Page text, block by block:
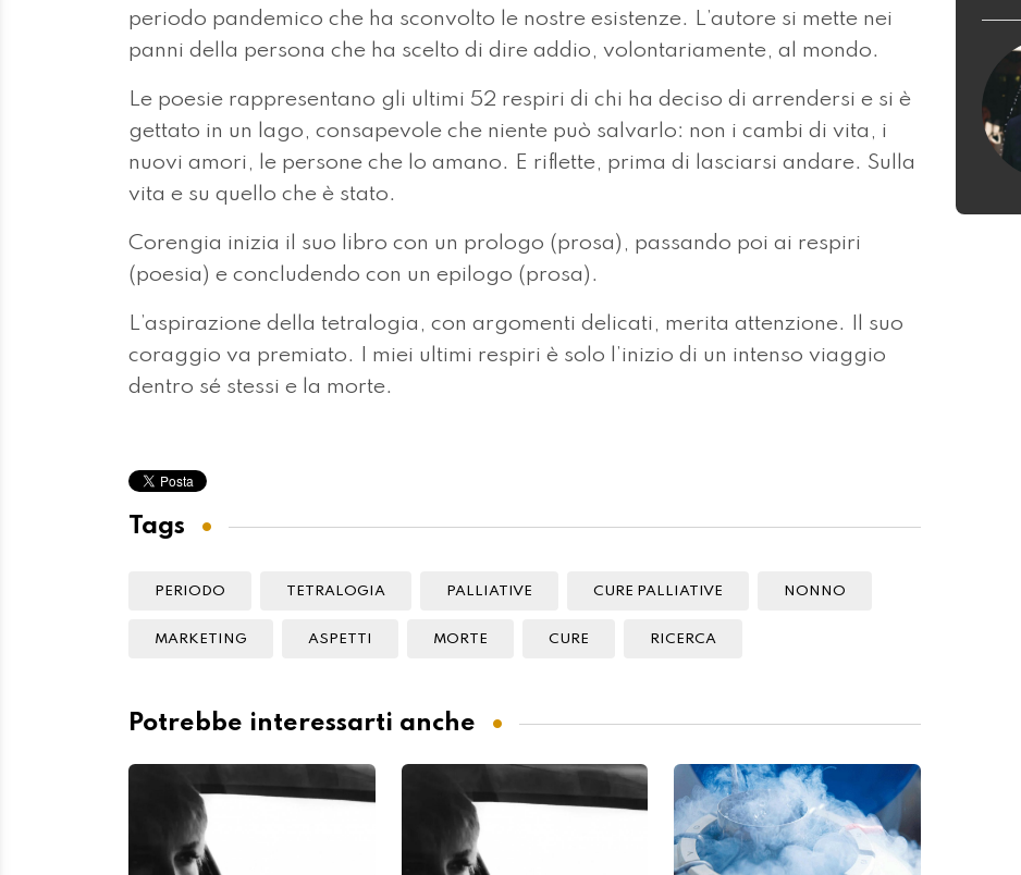
periodo pandemico che ha sconvolto le nostre esistenze. L’autore si mette nei
panni della persona che ha scelto di dire addio, volontariamente, al mondo.
Le poesie rappresentano gli ultimi 52 respiri di chi ha deciso di arrendersi e si è
gettato in un lago, consapevole che niente può salvarlo: non i cambi di vita, i
nuovi amori, le persone che lo amano. E riflette, prima di lasciarsi andare. Sulla
vita e su quello che è stato.
Corengia inizia il suo libro con un prologo (prosa), passando poi ai respiri
(poesia) e concludendo con un epilogo (prosa).
L’aspirazione della tetralogia, con argomenti delicati, merita attenzione. Il suo
coraggio va premiato. I miei ultimi respiri è solo l’inizio di un intenso viaggio
dentro sé stessi e la morte.
Tags
PERIODO TETRALOGIA PALLIATIVE CURE PALLIATIVE NONNO
MARKETING ASPETTI MORTE CURE RICERCA
Potrebbe interessarti anche